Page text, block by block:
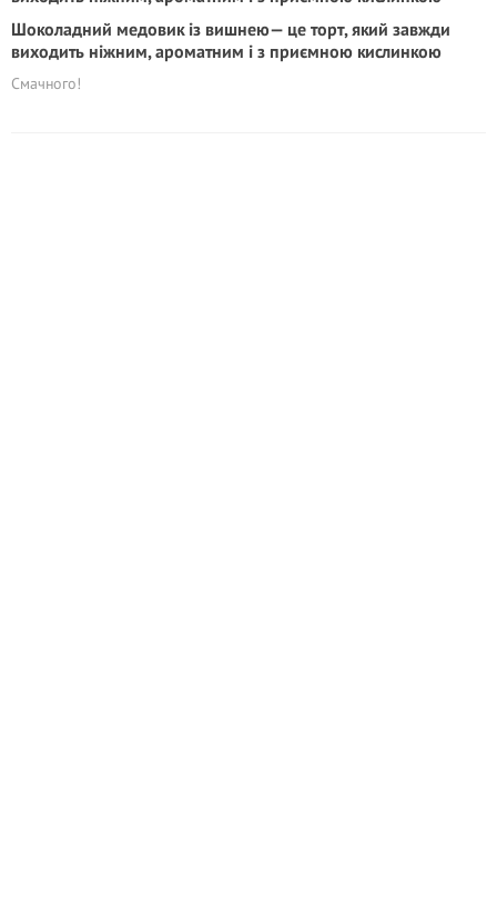
Шоколадний медовик із вишнею— це торт, який завжди
виходить ніжним, ароматним і з приємною кислинкою
Смачного!